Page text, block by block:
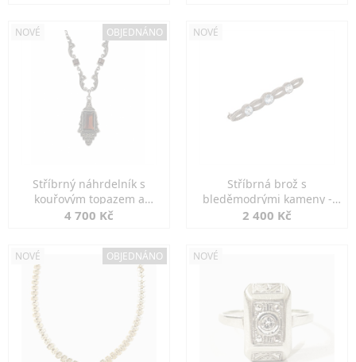
NOVÉ OBJEDNÁNO
Stříbrný náhrdelník s
kouřovým topazem a
markazity
4 700 Kč
NOVÉ
Stříbrná brož s
bleděmodrými kameny -
jemná elegance
2 400 Kč
NOVÉ OBJEDNÁNO NOVÉ